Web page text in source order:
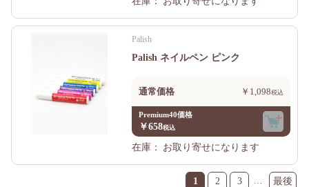
Palish
Palish ネイルペン ピンク
通常価格 ￥1,098
Premium40価格
￥658
在庫：
お取り寄せになります
1 2 3 …